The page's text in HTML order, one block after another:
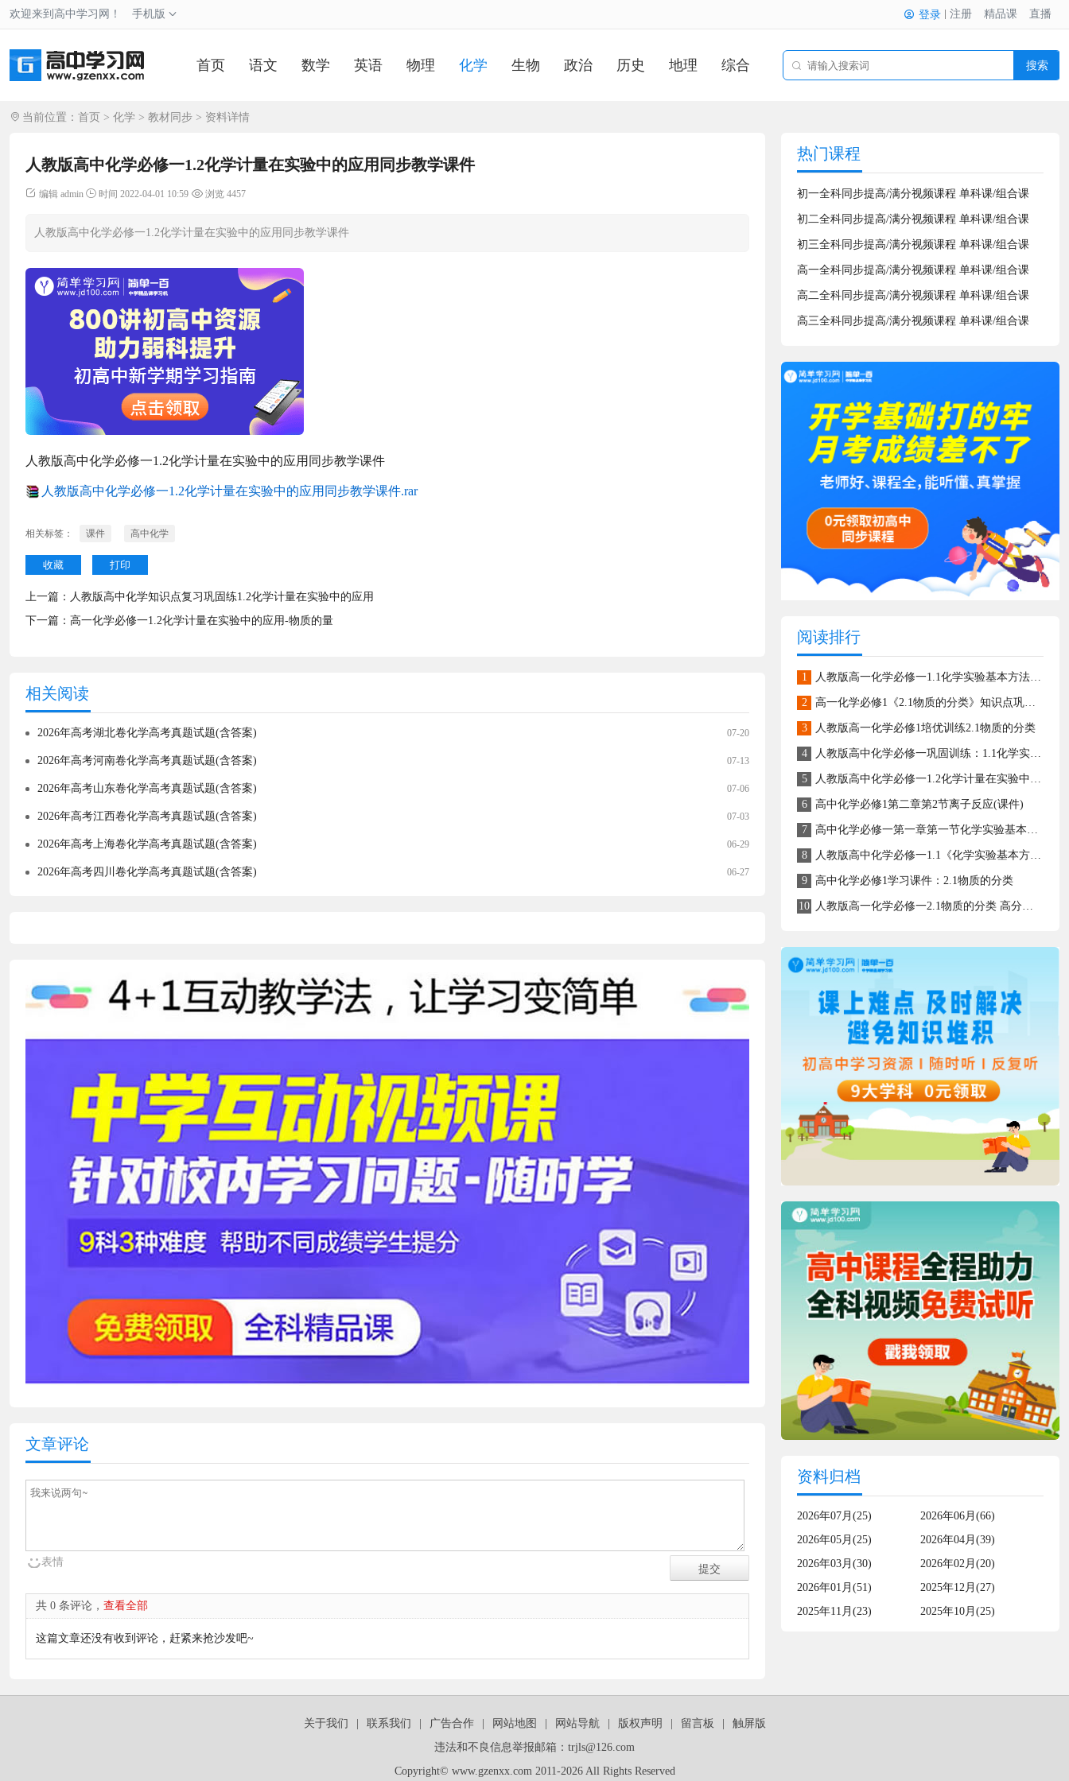
欢迎来到高中学习网！ 手机版 登录 注册 精品课 直播
首页 语文 数学 英语 物理 化学 生物 政治 历史 地理 综合 搜索
当前位置： 首页 > 化学 > 教材同步 > 资料详情
人教版高中化学必修一1.2化学计量在实验中的应用同步教学课件
编辑 admin 时间 2022-04-01 10:59 浏览 4457
人教版高中化学必修一1.2化学计量在实验中的应用同步教学课件
人教版高中化学必修一1.2化学计量在实验中的应用同步教学课件
人教版高中化学必修一1.2化学计量在实验中的应用同步教学课件.rar
相关标签： 课件 高中化学
收藏 打印
上一篇： 人教版高中化学知识点复习巩固练1.2化学计量在实验中的应用
下一篇： 高一化学必修一1.2化学计量在实验中的应用-物质的量
相关阅读
07-20
2026年高考湖北卷化学高考真题试题(含答案)
07-13
2026年高考河南卷化学高考真题试题(含答案)
07-06
2026年高考山东卷化学高考真题试题(含答案)
07-03
2026年高考江西卷化学高考真题试题(含答案)
06-29
2026年高考上海卷化学高考真题试题(含答案)
06-27
2026年高考四川卷化学高考真题试题(含答案)
文章评论
表情
共 0 条评论， 查看全部
这篇文章还没有收到评论，赶紧来抢沙发吧~
热门课程
初一全科同步提高/满分视频课程 单科课/组合课
初二全科同步提高/满分视频课程 单科课/组合课
初三全科同步提高/满分视频课程 单科课/组合课
高一全科同步提高/满分视频课程 单科课/组合课
高二全科同步提高/满分视频课程 单科课/组合课
高三全科同步提高/满分视频课程 单科课/组合课
阅读排行
1 人教版高一化学必修一1.1化学实验基本方法同步练习(含答案)
2 高一化学必修1《2.1物质的分类》知识点巩固检测
3 人教版高一化学必修1培优训练2.1物质的分类
4 人教版高中化学必修一巩固训练：1.1化学实验基本方法
5 人教版高中化学必修一1.2化学计量在实验中的应用同步教学课件
6 高中化学必修1第二章第2节离子反应(课件)
7 高中化学必修一第一章第一节化学实验基本方法(总结)学案
8 人教版高中化学必修一1.1《化学实验基本方法-物质的分离与提纯》课件
9 高中化学必修1学习课件：2.1物质的分类
10 人教版高一化学必修一2.1物质的分类 高分培优练(含答案)
资料归档
2026年07月(25)
2026年06月(66)
2026年05月(25)
2026年04月(39)
2026年03月(30)
2026年02月(20)
2026年01月(51)
2025年12月(27)
2025年11月(23)
2025年10月(25)
关于我们 联系我们 广告合作 网站地图 网站导航 版权声明 留言板
触屏版
违法和不良信息举报邮箱：trjls@126.com
Copyright© www.gzenxx.com 2011-2026 All Rights Reserved